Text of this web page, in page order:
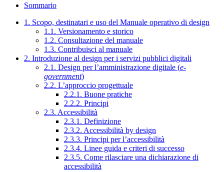
Sommario
1. Scopo, destinatari e uso del Manuale operativo di design
1.1. Versionamento e storico
1.2. Consultazione del manuale
1.3. Contribuisci al manuale
2. Introduzione al design per i servizi pubblici digitali
2.1. Design per l’amministrazione digitale (e-
government)
2.2. L’approccio progettuale
2.2.1. Buone pratiche
2.2.2. Principi
2.3. Accessibilità
2.3.1. Definizione
2.3.2. Accessibilità by design
2.3.3. Principi per l’accessibilità
2.3.4. Linee guida e criteri di successo
2.3.5. Come rilasciare una dichiarazione di
accessibilità